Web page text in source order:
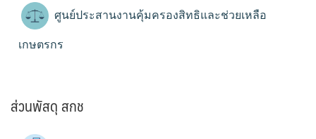
ศูนย์ประสานงานคุ้มครองสิทธิและช่วยเหลือ
เกษตรกร
ส่วนพัสดุ สกช